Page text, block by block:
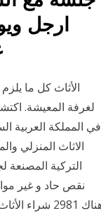
الأثاث كل ما
لغرفة المعيشة.
في المملكة العربية
الاثاث المنزلي
التركية المصنعة
نقص حاد و غير
هناك 2981